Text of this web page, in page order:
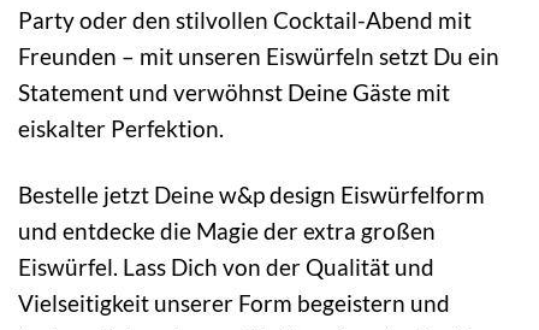
Party oder den stilvollen Cocktail-Abend mit
Freunden – mit unseren Eiswürfeln setzt Du ein
Statement und verwöhnst Deine Gäste mit
eiskalter Perfektion.
Bestelle jetzt Deine w&p design Eiswürfelform
und entdecke die Magie der extra großen
Eiswürfel. Lass Dich von der Qualität und
Vielseitigkeit unserer Form begeistern und